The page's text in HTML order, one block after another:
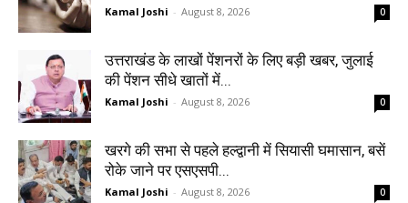
Kamal Joshi - August 8, 2026 0
उत्तराखंड के लाखों पेंशनरों के लिए बड़ी खबर, जुलाई
की पेंशन सीधे खातों में...
Kamal Joshi - August 8, 2026 0
खरगे की सभा से पहले हल्द्वानी में सियासी घमासान, बसें
रोके जाने पर एसएसपी...
Kamal Joshi - August 8, 2026 0